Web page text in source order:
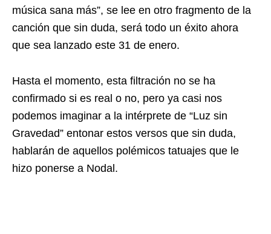
música sana más”, se lee en otro fragmento de la
canción que sin duda, será todo un éxito ahora
que sea lanzado este 31 de enero.
Hasta el momento, esta filtración no se ha
confirmado si es real o no, pero ya casi nos
podemos imaginar a la intérprete de “Luz sin
Gravedad” entonar estos versos que sin duda,
hablarán de aquellos polémicos tatuajes que le
hizo ponerse a Nodal.